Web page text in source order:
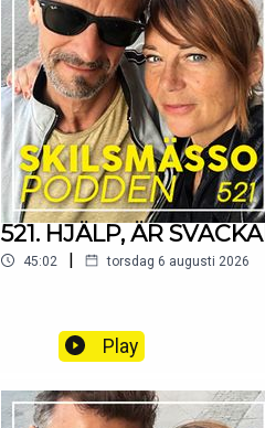
521. HJÄLP, ÄR
45:02 | torsdag 6 augusti 2026
Play